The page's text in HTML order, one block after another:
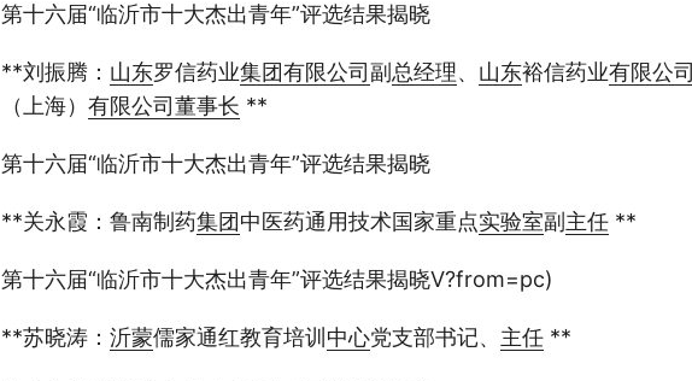
第十六届“临沂市十大杰出青年”评选结果揭晓
**刘振腾： 山东罗信药业集团有限公司副总经理、 山东裕信药业有限公司
（上海） 有限公司董事长 **
第十六届“临沂市十大杰出青年”评选结果揭晓
**关永霞：鲁南制药集团中医药通用技术国家重点实验室副 主任 **
第十六届“临沂市十大杰出青年”评选结果揭晓V?from=pc)
**苏晓涛： 沂蒙儒家通红教育培训 中心党支部书记、 主任 **